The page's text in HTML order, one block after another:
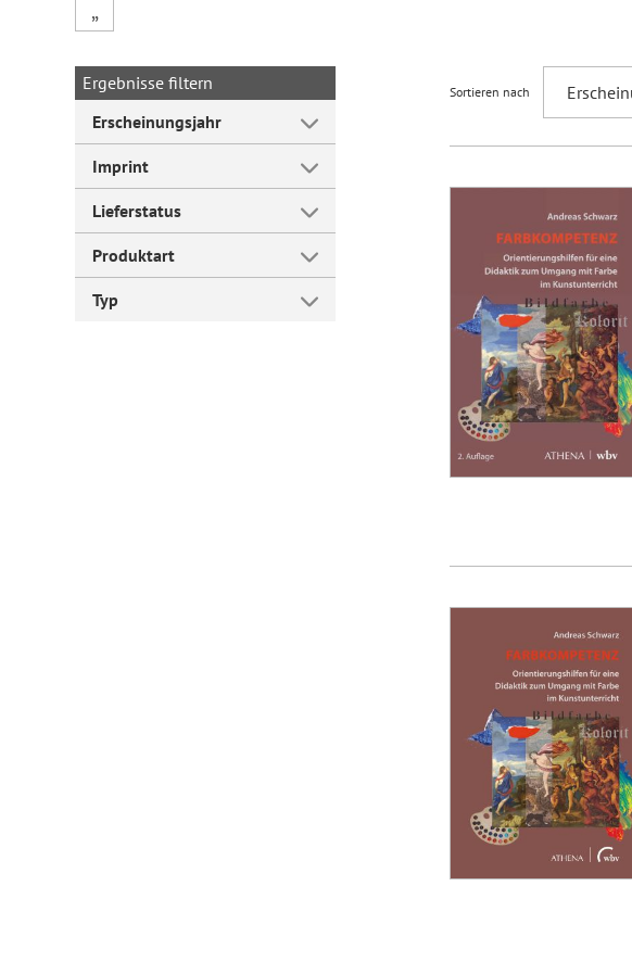
Forum Arbeitslehre
„
Ergebnisse filtern
Erscheinungsjahr
Imprint
Lieferstatus
Produktart
Typ
Sortieren nach